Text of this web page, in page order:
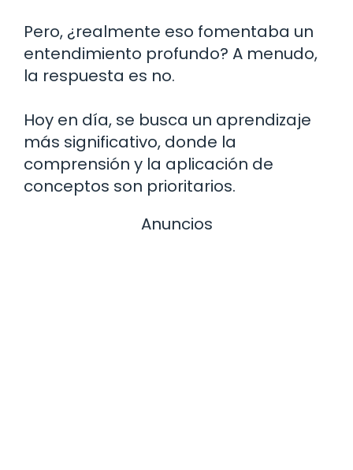
Pero, ¿realmente eso fomentaba un
entendimiento profundo? A menudo,
la respuesta es no.
Hoy en día, se busca un aprendizaje
más significativo, donde la
comprensión y la aplicación de
conceptos son prioritarios.
Anuncios